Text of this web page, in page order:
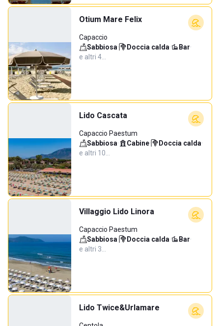
Otium Mare Felix
Capaccio
Sabbiosa· Doccia calda· Bar·
e altri 4…
Lido Cascata
Capaccio Paestum
Sabbiosa· Cabine· Doccia calda·
e altri 10…
Villaggio Lido Linora
Capaccio Paestum
Sabbiosa· Doccia calda· Bar·
e altri 3…
Lido Twice&Urlamare